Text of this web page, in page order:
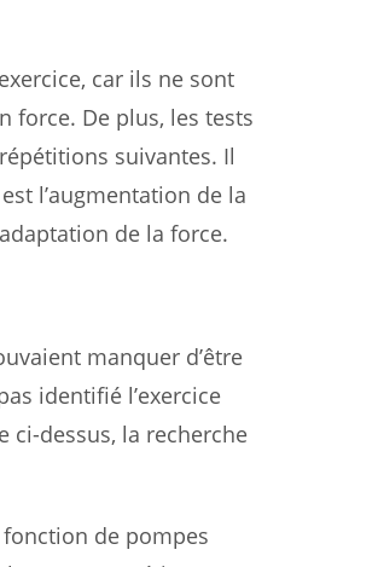
car ils ne sont
force. De plus, les tests
suivantes. Il
l’augmentation de la
de la force.
manquer d’être
identifié l’exercice
ci-dessus, la recherche
de pompes